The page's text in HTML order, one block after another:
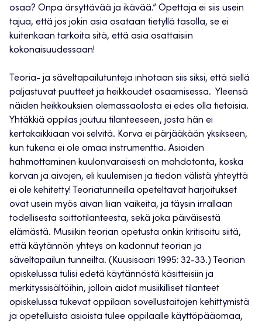
osaa? Onpa ärsyttävää ja ikävää.” Opettaja ei siis usein
tajua, että jos jokin asia osataan tietyllä tasolla, se ei
kuitenkaan tarkoita sitä, että asia osattaisiin
kokonaisuudessaan!
Teoria- ja säveltapailutunteja inhotaan siis siksi, että siellä
paljastuvat puutteet ja heikkoudet osaamisessa. Yleensä
näiden heikkouksien olemassaolosta ei edes olla tietoisia.
Yhtäkkiä oppilas joutuu tilanteeseen, josta hän ei
kertakaikkiaan voi selvitä. Korva ei pärjääkään yksikseen,
kun tukena ei ole omaa instrumenttia. Asioiden
hahmottaminen kuulonvaraisesti on mahdotonta, koska
korvan ja aivojen, eli kuulemisen ja tiedon välistä yhteyttä
ei ole kehitetty! Teoriatunneilla opeteltavat harjoitukset
ovat usein myös aivan liian vaikeita, ja täysin irrallaan
todellisesta soittotilanteesta, sekä joka päiväisestä
elämästä. Musiikin teorian opetusta onkin kritisoitu siitä,
että käytännön yhteys on kadonnut teorian ja
säveltapailun tunneilta. (Kuusisaari 1995: 32-33.) Teorian
opiskelussa tulisi edetä käytännöstä käsitteisiin ja
merkityssisältöihin, jolloin aidot musiikilliset tilanteet
opiskelussa tukevat oppilaan sovellustaitojen kehittymistä
ja opetelluista asioista tulee oppilaalle käyttöpääomaa,